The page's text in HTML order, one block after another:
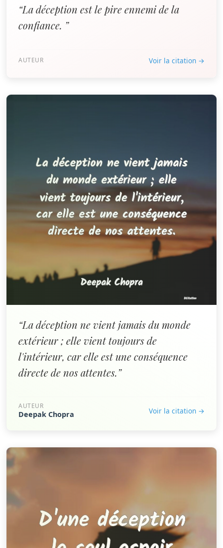
“La déception est le pire ennemi de la
confiance. ”
AUTEUR Voir la citation →
“La déception ne vient jamais du monde
extérieur ; elle vient toujours de
l'intérieur, car elle est une conséquence
directe de nos attentes.”
AUTEUR
Deepak Chopra Voir la citation →